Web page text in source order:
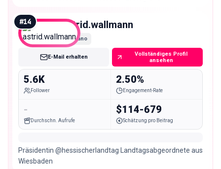
#14 astrid.wallmann
Nano
E-Mail erhalten
Vollständiges Profil
ansehen
5.6K
Follower
2.50%
Engagement-Rate
-
Durchschn. Aufrufe
$114-679
Schätzung pro Beitrag
Präsidentin @hessischerlandtag Landtagsabgeordnete aus
Wiesbaden